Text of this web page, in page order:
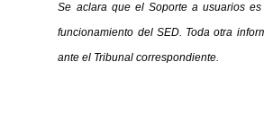
Se aclara que el Soporte a usuarios
funcionamiento del SED. Toda otra
ante el Tribunal correspondiente.